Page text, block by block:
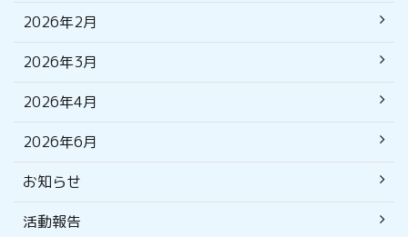
2026年2月
2026年3月
2026年4月
2026年6月
お知らせ
活動報告